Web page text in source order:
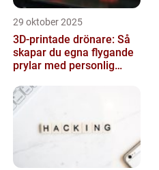
29 oktober 2025
3D-printade drönare: Så
skapar du egna flygande
prylar med personlig